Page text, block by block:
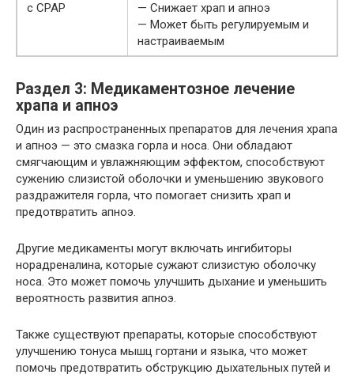
с CPAP
— Снижает храп и апноэ
— Может быть регулируемым и
настраиваемым
Раздел 3: Медикаментозное лечение
храпа и апноэ
Один из распространенных препаратов для лечения храпа
и апноэ — это смазка горла и носа. Они обладают
смягчающим и увлажняющим эффектом, способствуют
сужению слизистой оболочки и уменьшению звукового
раздражителя горла, что помогает снизить храп и
предотвратить апноэ.
Другие медикаменты могут включать ингибиторы
норадреналина, которые сужают слизистую оболочку
носа. Это может помочь улучшить дыхание и уменьшить
вероятность развития апноэ.
Также существуют препараты, которые способствуют
улучшению тонуса мышц гортани и языка, что может
помочь предотвратить обструкцию дыхательных путей и